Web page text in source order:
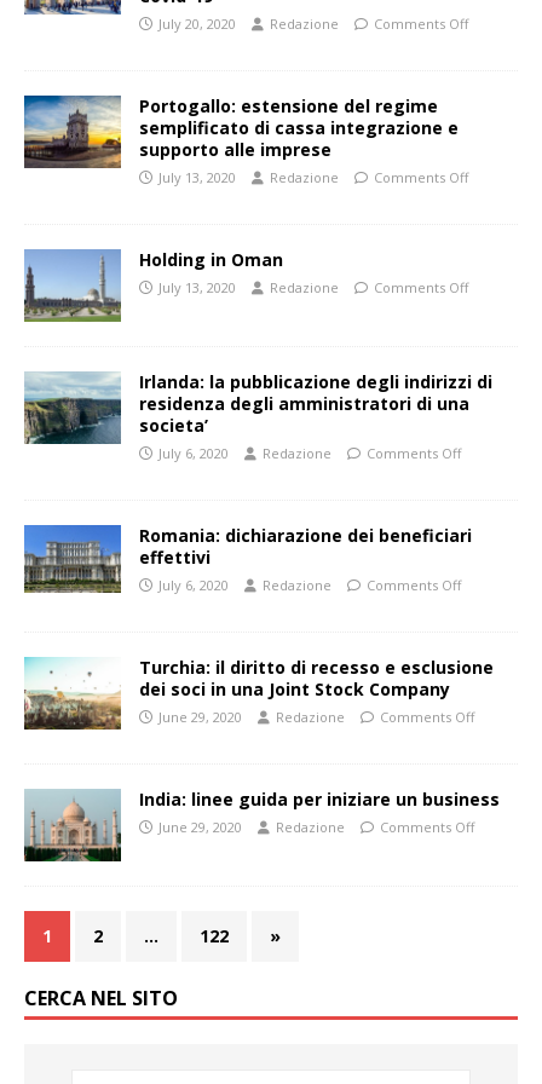
July 20, 2020 Redazione Comments Off
Portogallo: estensione del regime
semplificato di cassa integrazione e
supporto alle imprese
July 13, 2020 Redazione Comments Off
Holding in Oman
July 13, 2020 Redazione Comments Off
Irlanda: la pubblicazione degli indirizzi di
residenza degli amministratori di una
societa’
July 6, 2020 Redazione Comments Off
Romania: dichiarazione dei beneficiari
effettivi
July 6, 2020 Redazione Comments Off
Turchia: il diritto di recesso e esclusione
dei soci in una Joint Stock Company
June 29, 2020 Redazione Comments Off
India: linee guida per iniziare un business
June 29, 2020 Redazione Comments Off
1 2 … 122 »
CERCA NEL SITO